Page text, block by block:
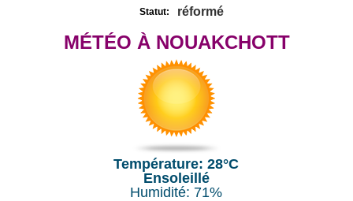
Statut: réformé
MÉTÉO À NOUAKCHOTT
Température: 28°C
Ensoleillé
Humidité: 71%